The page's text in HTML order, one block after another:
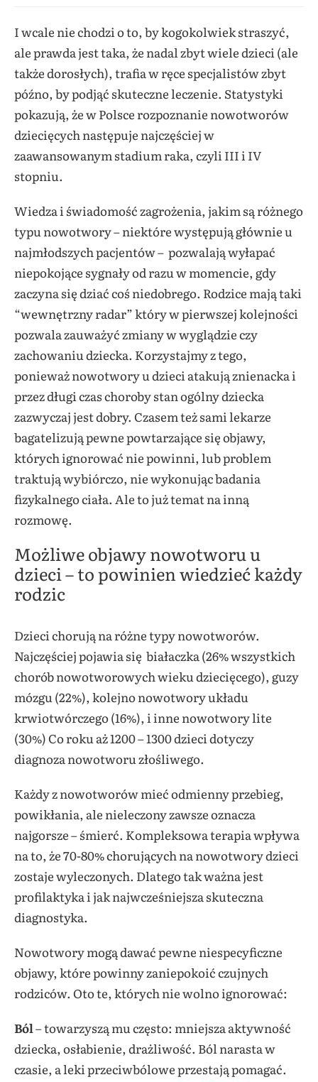
I wcale nie chodzi o to, by kogokolwiek straszyć,
ale prawda jest taka, że nadal zbyt wiele dzieci (ale
także dorosłych), trafia w ręce specjalistów zbyt
późno, by podjąć skuteczne leczenie. Statystyki
pokazują, że w Polsce rozpoznanie nowotworów
dziecięcych następuje najczęściej w
zaawansowanym stadium raka, czyli III i IV
stopniu.
Wiedza i świadomość zagrożenia, jakim są różnego
typu nowotwory – niektóre występują głównie u
najmłodszych pacjentów – pozwalają wyłapać
niepokojące sygnały od razu w momencie, gdy
zaczyna się dziać coś niedobrego. Rodzice mają taki
“wewnętrzny radar” który w pierwszej kolejności
pozwala zauważyć zmiany w wyglądzie czy
zachowaniu dziecka. Korzystajmy z tego,
ponieważ nowotwory u dzieci atakują znienacka i
przez długi czas choroby stan ogólny dziecka
zazwyczaj jest dobry. Czasem też sami lekarze
bagatelizują pewne powtarzające się objawy,
których ignorować nie powinni, lub problem
traktują wybiórczo, nie wykonując badania
fizykalnego ciała. Ale to już temat na inną
rozmowę.
Możliwe objawy nowotworu u
dzieci – to powinien wiedzieć każdy
rodzic
Dzieci chorują na różne typy nowotworów.
Najczęściej pojawia się białaczka (26% wszystkich
chorób nowotworowych wieku dziecięcego), guzy
mózgu (22%), kolejno nowotwory układu
krwiotwórczego (16%), i inne nowotwory lite
(30%) Co roku aż 1200 – 1300 dzieci dotyczy
diagnoza nowotworu złośliwego.
Każdy z nowotworów mieć odmienny przebieg,
powikłania, ale nieleczony zawsze oznacza
najgorsze – śmierć. Kompleksowa terapia wpływa
na to, że 70-80% chorujących na nowotwory dzieci
zostaje wyleczonych. Dlatego tak ważna jest
profilaktyka i jak najwcześniejsza skuteczna
diagnostyka.
Nowotwory mogą dawać pewne niespecyficzne
objawy, które powinny zaniepokoić czujnych
rodziców. Oto te, których nie wolno ignorować:
Ból– towarzyszą mu często: mniejsza aktywność
dziecka, osłabienie, drażliwość. Ból narasta w
czasie, a leki przeciwbólowe przestają pomagać.